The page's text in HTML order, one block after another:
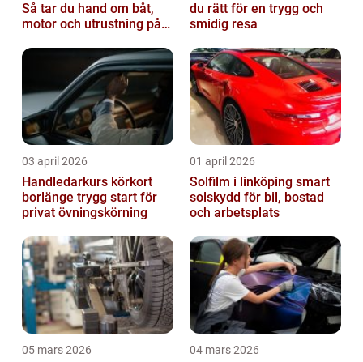
Så tar du hand om båt,
motor och utrustning på
du rätt för en trygg och
smidig resa
03 april 2026
Handledarkurs körkort
borlänge trygg start för
privat övningskörning
01 april 2026
Solfilm i linköping smart
solskydd för bil, bostad
och arbetsplats
05 mars 2026 04 mars 2026